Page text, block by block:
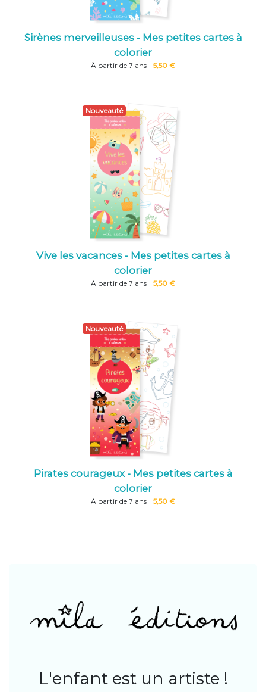
Sirènes merveilleuses - Mes petites cartes à
colorier
À partir de 7 ans 5,50 €
Nouveauté
Vive les vacances - Mes petites cartes à
colorier
À partir de 7 ans 5,50 €
Nouveauté
Pirates courageux - Mes petites cartes à
colorier
À partir de 7 ans 5,50 €
L'enfant est un artiste !